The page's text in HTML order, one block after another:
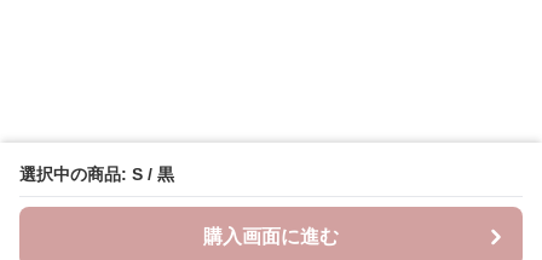
選択中の商品: S / 黒
購入画面に進む